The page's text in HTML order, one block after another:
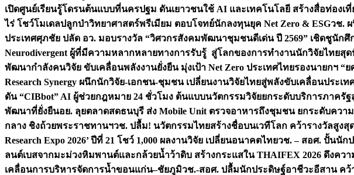
เปิดศูนย์เรียนรู้โดรนต้นแบบที่นครปฐม ดันเยาวชนใช้ AI และเทคโนโลยี สร้างสื่อท่องเ
ไร่ โชว์โมเดลปลูกป่าวิทยาศาสตร์พรีเมียม ตอบโจทย์นักลงทุนยุค Net Zero & ESGวช.
ประเทศศุภชัย ปลัด อว. มอบรางวัล “วิศวกรสังคมพัฒนาชุมชนดีเด่น ปี 2569” เชิดชูนั
Neurodivergent ผู้ที่มีความหลากหลายทางการรับรู้ สู่โลกของการทำงานนักวิจัยไทยสุด
พัฒนากำลังคนวิจัย ขับเคลื่อนพลังงานยั่งยืน มุ่งเป้า Net Zero ประเทศไทยรองนายกฯ “ย
Research Synergy ผนึกนักวิจัย-เอกชน-ชุมชน เปลี่ยนงานวิจัยไทยสู่พลังขับเคลื่อนประเท
ดัน “CIBbot” AI ผู้ช่วยกฎหมาย 24 ชั่วโมง ต้นแบบนวัตกรรมวิจัยยกระดับบริการภาครั
พัฒนาที่ยั่งยืนอย. ลุยตลาดสดธนบุรี ส่ง Mobile Unit ตรวจอาหารถึงชุมชน ยกระดับควา
กลาง ชิงถ้วยพระราชทานฯวช. ปลื้ม! นวัตกรรมไทยสร้างชื่อบนเวทีโลก คว้ารางวัลสูงสุ
Research Expo 2026’ ปีที่ 21 โชว์ 1,000 ผลงานวิจัย เปลี่ยนอนาคตไทยวช. – สอศ. ปั้นนัก
ลนต์เบสจากมะม่วงหิมพานต์และกล้วยน้ำว้าดิบ สร้างกระแสใน THAIFEX 2026 ดึงคว
เคลื่อนการบริหารจัดการน้ำขอนแก่น–ชัยภูมิวช.-สอศ. ปลื้มนักประดิษฐ์อาชีวะอีสาน คว้า